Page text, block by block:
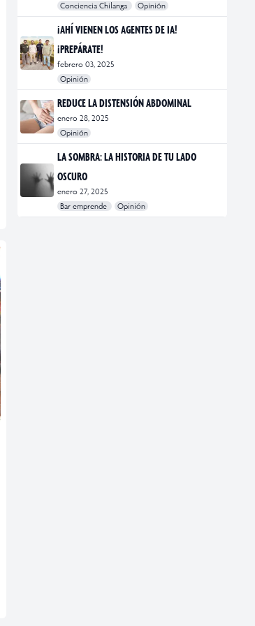
Conciencia Chilanga
Opinión
#bienestar
#Opinión
#Principal
¡AHÍ VIENEN LOS AGENTES DE IA!
¡PREPÁRATE!
febrero 03, 2025
Opinión
#Bar Emprende
#Opinión
#Principal
REDUCE LA DISTENSIÓN ABDOMINAL
enero 28, 2025
Opinión
#bienestar
#Opinión
#Principal
#Salud
LA SOMBRA: LA HISTORIA DE TU LADO
OSCURO
enero 27, 2025
Bar emprende
Opinión
#Bar Emprende
#CDMX
#marketing